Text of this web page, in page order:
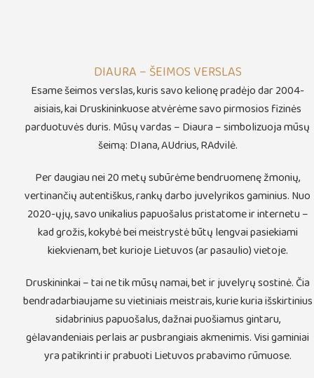
DIAURA – ŠEIMOS VERSLAS
Esame šeimos verslas, kuris savo kelionę pradėjo dar 2004-
aisiais, kai Druskininkuose atvėrėme savo pirmosios fizinės
parduotuvės duris. Mūsų vardas – Diaura – simbolizuoja mūsų
šeimą: DIana, AUdrius, RAdvilė.
Per daugiau nei 20 metų subūrėme bendruomenę žmonių,
vertinančių autentiškus, rankų darbo juvelyrikos gaminius. Nuo
2020-ųjų, savo unikalius papuošalus pristatome ir internetu –
kad grožis, kokybė bei meistrystė būtų lengvai pasiekiami
kiekvienam, bet kurioje Lietuvos (ar pasaulio) vietoje.
Druskininkai – tai ne tik mūsų namai, bet ir juvelyrų sostinė. Čia
bendradarbiaujame su vietiniais meistrais, kurie kuria išskirtinius
sidabrinius papuošalus, dažnai puošiamus gintaru,
gėlavandeniais perlais ar pusbrangiais akmenimis. Visi gaminiai
yra patikrinti ir prabuoti Lietuvos prabavimo rūmuose.